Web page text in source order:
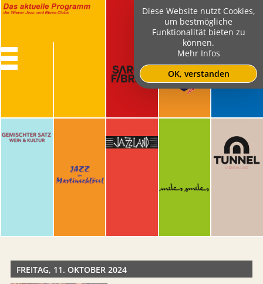
FREITAG, 11. OKTOBER 2024
Diese Website nutzt Cookies,
um bestmögliche
Funktionalität bieten zu
können.
Mehr Infos
OK, verstanden